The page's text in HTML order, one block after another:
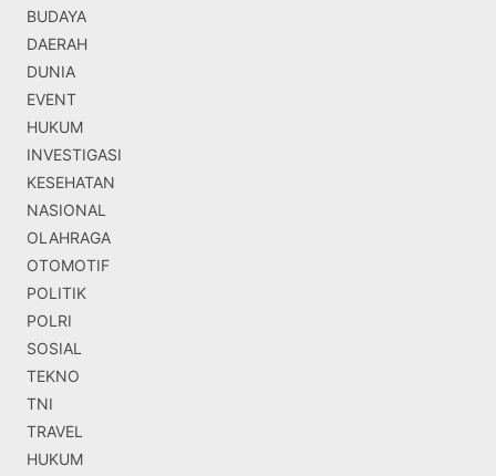
BUDAYA
DAERAH
DUNIA
EVENT
HUKUM
INVESTIGASI
KESEHATAN
NASIONAL
OLAHRAGA
OTOMOTIF
POLITIK
POLRI
SOSIAL
TEKNO
TNI
TRAVEL
HUKUM